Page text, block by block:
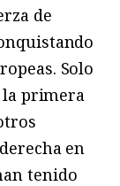
de
Solo
la primera
en
tenido